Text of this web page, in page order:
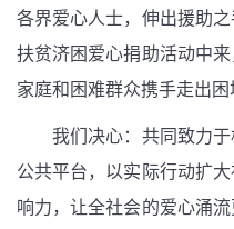
各界爱心人士，伸出援助
扶贫济困爱心捐助活动中
家庭和困难群众携手走出困
我们决心：共同致力
公共平台，以实际行动扩
响力，让全社会的爱心涌